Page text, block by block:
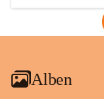
Alben